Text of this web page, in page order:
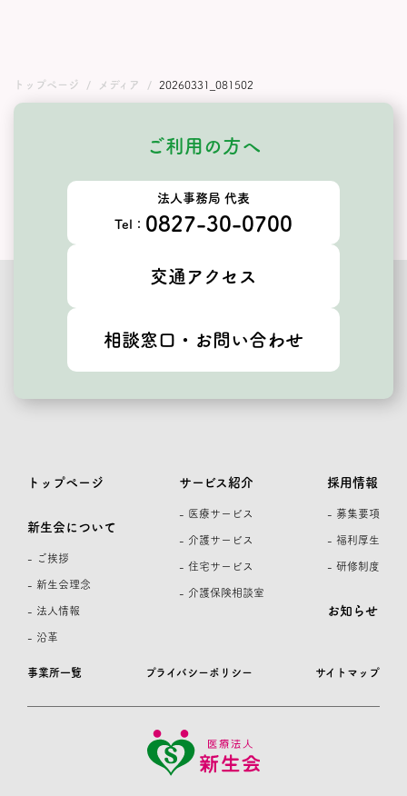
トップページ メディア 20260331_081502
ご利用の方へ
法人事務局 代表
Tel： 0827-30-0700
交通アクセス
相談窓口・お問い合わせ
事業所一覧 プライバシーポリシー サイトマップ
トップページ
新生会について
- ご挨拶
- 新生会理念
- 法人情報
- 沿革
サービス紹介
- 医療サービス
- 介護サービス
- 住宅サービス
- 介護保険相談室
採用情報
- 募集要項
- 福利厚生
- 研修制度
お知らせ